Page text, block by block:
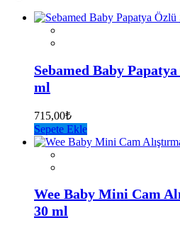
Sebamed Baby
ml
715,00₺
Sepete Ekle
Wee Baby Mini Cam
30 ml